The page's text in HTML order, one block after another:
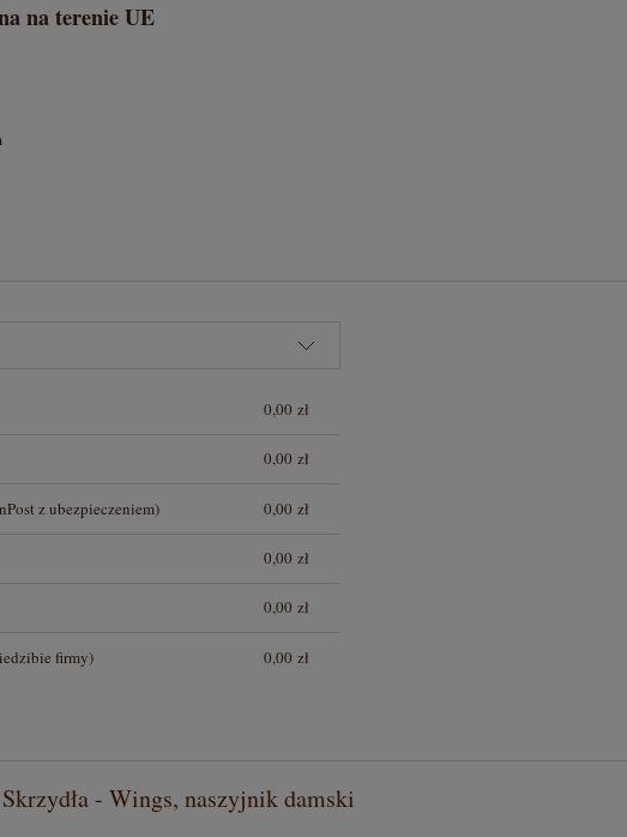
na terenie UE
0,00 zł
0,00 zł
z ubezpieczeniem) 0,00 zł
0,00 zł
0,00 zł
firmy) 0,00 zł
Skrzydła - Wings, naszyjnik damski